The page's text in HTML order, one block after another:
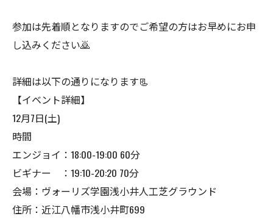
参加は先着順となりますのでご希望の方はお早めにお申
し込みください🙇
詳細は以下の通りになります📃
【イベント詳細】
12月7日(土)
時間
エンジョイ：18:00-19:00 60分
ビギナー ：19:10-20:20 70分
会場：ヴォーリズ学園浅小井人工芝グラウンド
住所：近江八幡市浅小井町699